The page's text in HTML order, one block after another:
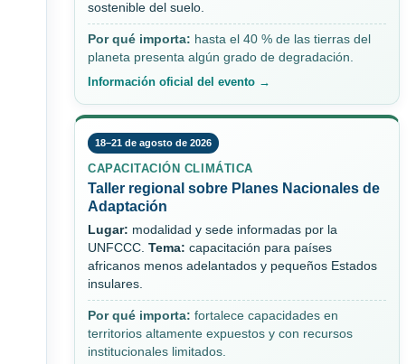
sostenible del suelo.
Por qué importa: hasta el 40 % de las tierras del
planeta presenta algún grado de degradación.
Información oficial del evento →
18–21 de agosto de 2026
CAPACITACIÓN CLIMÁTICA
Taller regional sobre Planes Nacionales de
Adaptación
Lugar: modalidad y sede informadas por la
UNFCCC. Tema: capacitación para países
africanos menos adelantados y pequeños Estados
insulares.
Por qué importa: fortalece capacidades en
territorios altamente expuestos y con recursos
institucionales limitados.